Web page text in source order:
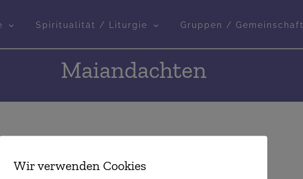
Spiritualität / Liturgie Gruppen / Gemeinschaft
Maiandachten
Wir verwenden Cookies